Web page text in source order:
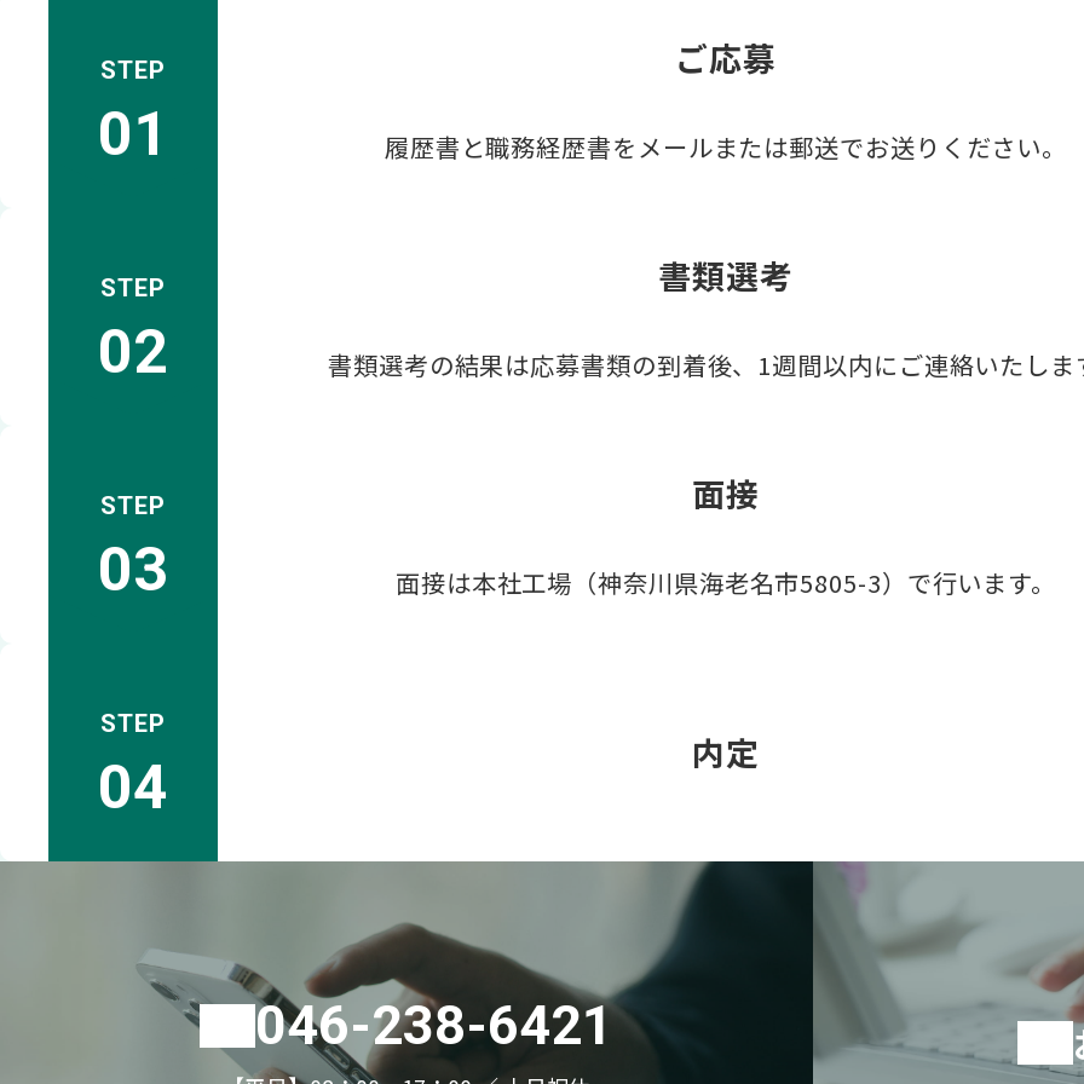
ご応募
履歴書と職務経歴書をメールまたは郵送でお送りください。
書類選考
書類選考の結果は応募書類の到着後、1週間以内にご連絡いたしま
面接
面接は本社工場（神奈川県海老名市5805-3）で行います。
内定
046-238-6421